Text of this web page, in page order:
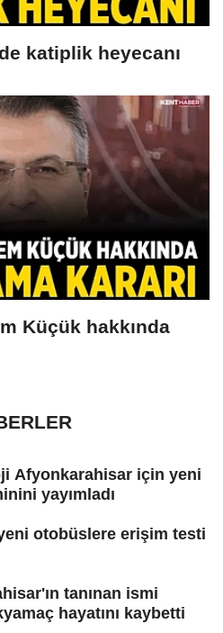
katiplik heyecanı
Küçük hakkında
Afyonkarahisar için yeni
yayımladı
otobüslere erişim testi
tanınan ismi
hayatını kaybetti